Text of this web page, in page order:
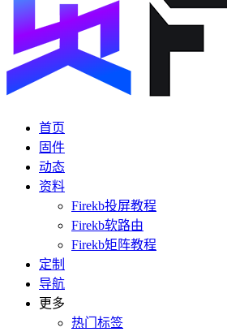
首页
固件
动态
资料
Firekb投屏教程
Firekb软路由
Firekb矩阵教程
定制
导航
更多
热门标签